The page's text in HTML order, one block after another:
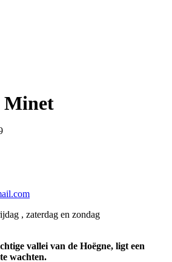
Minet
, zaterdag en zondag
vallei van de Hoëgne, ligt een
wachten.